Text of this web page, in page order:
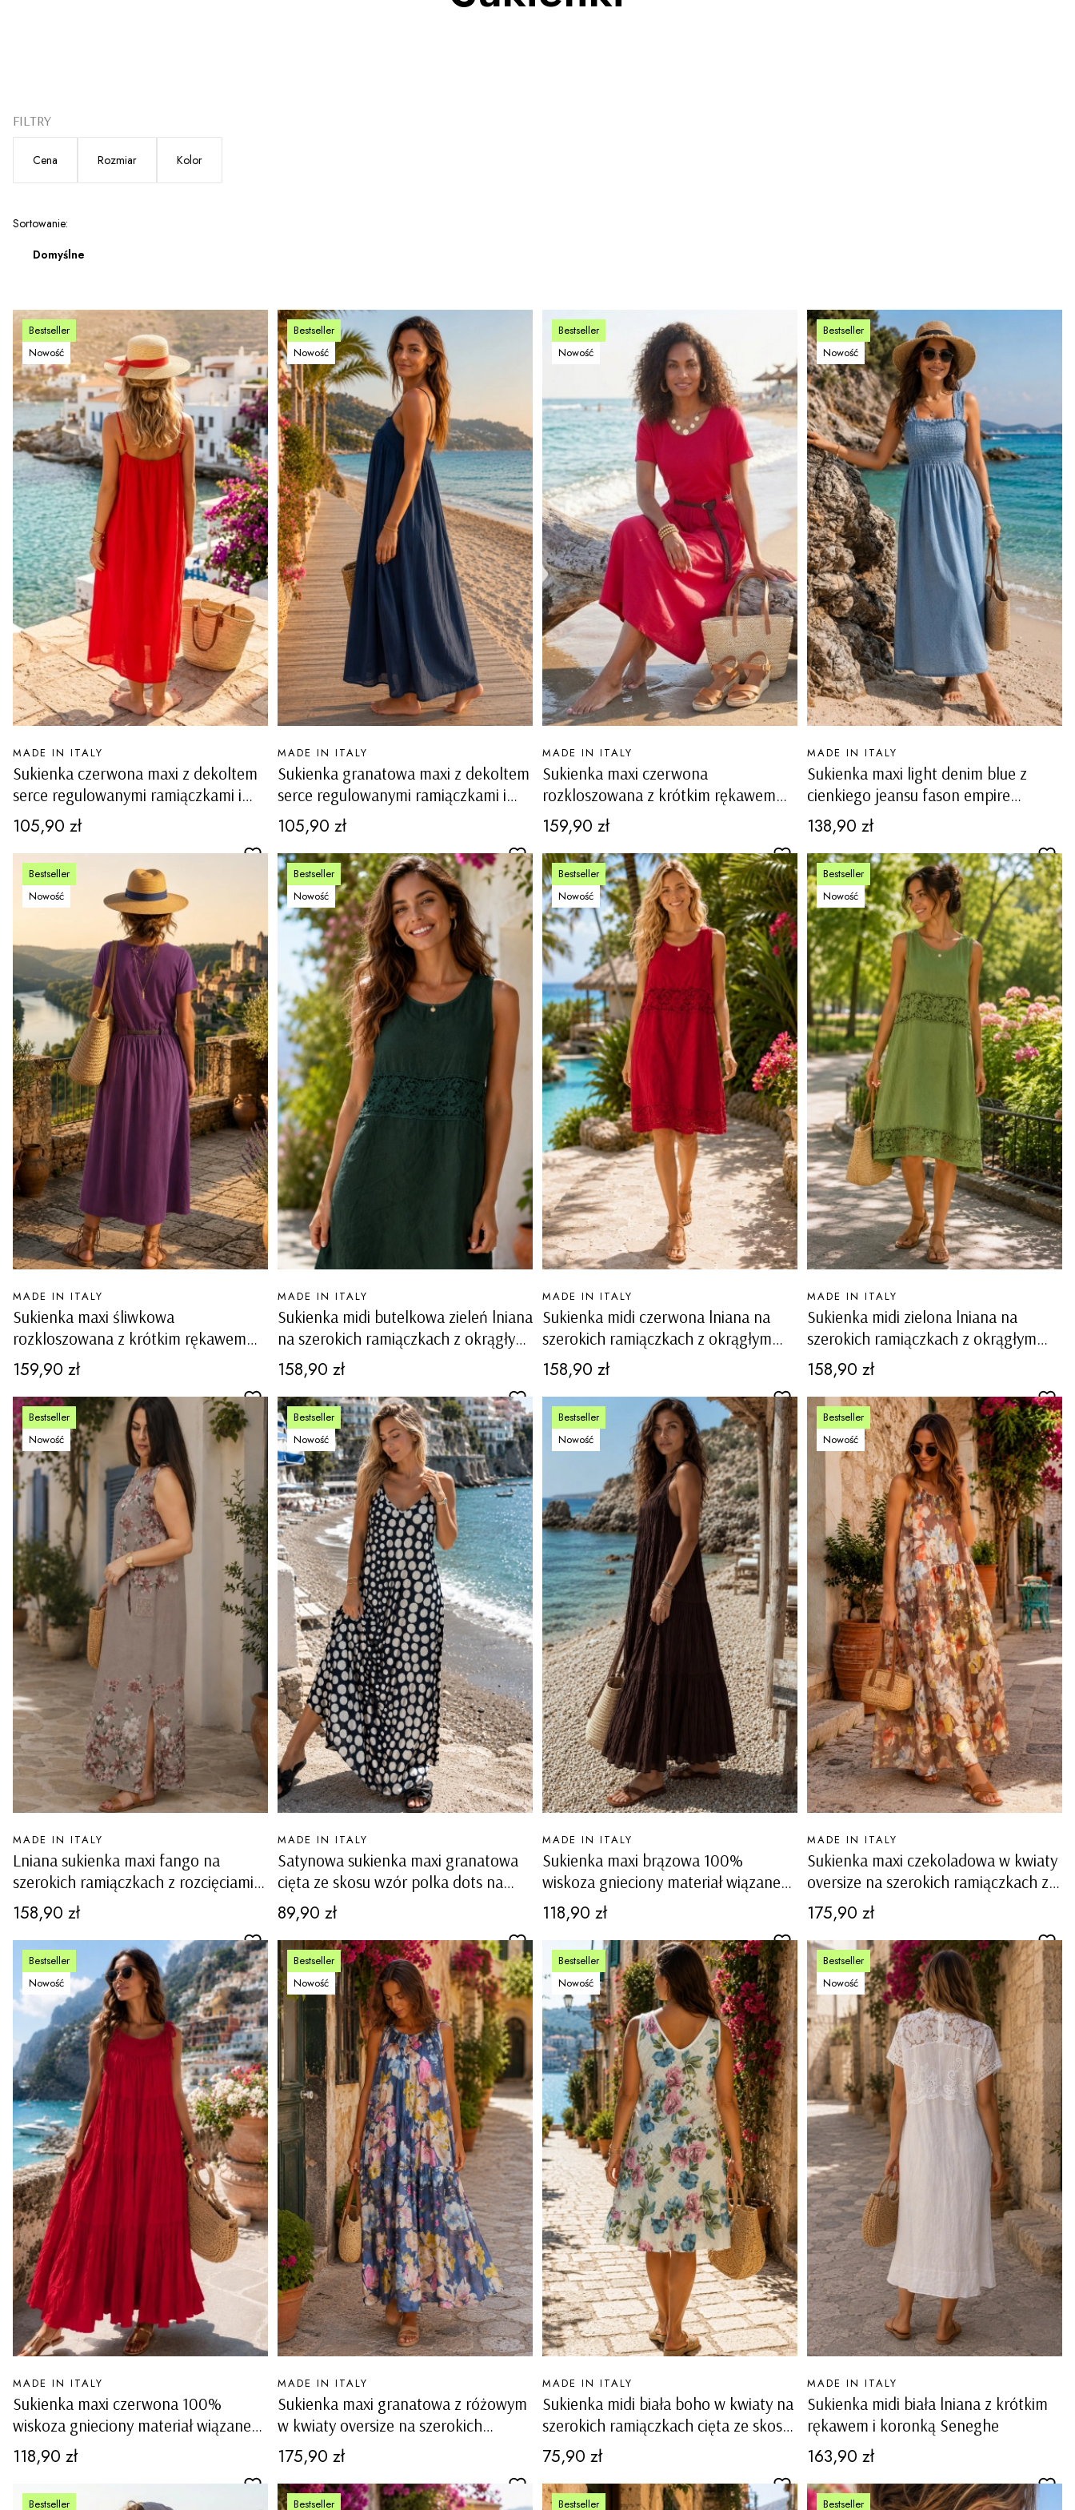
FILTRY
Cena Rozmiar Kolor
Lista produktów
Sortowanie:
Domyślne
Bestseller
Nowość
Sukienka czerwona maxi z dekoltem
serce regulowanymi ramiączkami i
podszewką Toncola
PRODUCENT
MADE IN ITALY
Cena
105,90 zł
Bestseller
Nowość
Sukienka granatowa maxi z dekoltem
serce regulowanymi ramiączkami i
podszewką Toncola
PRODUCENT
MADE IN ITALY
Cena
105,90 zł
Bestseller
Nowość
Sukienka maxi czerwona
rozkloszowana z krótkim rękawem
kieszeniami szlufkami w pasie Baschi
PRODUCENT
MADE IN ITALY
Cena
159,90 zł
Bestseller
Nowość
Sukienka maxi light denim blue z
cienkiego jeansu fason empire
marszczona góra na ramiączkach
Forio
PRODUCENT
MADE IN ITALY
Cena
138,90 zł
Bestseller
Nowość
Sukienka maxi śliwkowa
rozkloszowana z krótkim rękawem
kieszeniami szlufkami w pasie Baschi
PRODUCENT
MADE IN ITALY
Cena
159,90 zł
Bestseller
Nowość
Sukienka midi butelkowa zieleń lniana
na szerokich ramiączkach z okrągłym
dekoltem i ażurowymi wstawkami
Carovigno
PRODUCENT
MADE IN ITALY
Cena
158,90 zł
Bestseller
Nowość
Sukienka midi czerwona lniana na
szerokich ramiączkach z okrągłym
dekoltem i ażurowymi wstawkami
Carovigno
PRODUCENT
MADE IN ITALY
Cena
158,90 zł
Bestseller
Nowość
Sukienka midi zielona lniana na
szerokich ramiączkach z okrągłym
dekoltem i ażurowymi wstawkami
Carovigno
PRODUCENT
MADE IN ITALY
Cena
158,90 zł
Bestseller
Nowość
Lniana sukienka maxi fango na
szerokich ramiączkach z rozcięciami
po bokach i kieszeniami Altolia
PRODUCENT
MADE IN ITALY
Cena
158,90 zł
Bestseller
Nowość
Satynowa sukienka maxi granatowa
cięta ze skosu wzór polka dots na
ramiączkach Oldenico
PRODUCENT
MADE IN ITALY
Cena
89,90 zł
Bestseller
Nowość
Sukienka maxi brązowa 100%
wiskoza gnieciony materiał wiązane
ramiączka luźny fason boho Rialto
PRODUCENT
MADE IN ITALY
Cena
118,90 zł
Bestseller
Nowość
Sukienka maxi czekoladowa w kwiaty
oversize na szerokich ramiączkach z
PRODUCENT
MADE IN ITALY
Cena
175,90 zł
Bestseller
Nowość
Sukienka maxi czerwona 100%
wiskoza gnieciony materiał wiązane
ramiączka luźny fason boho Rialto
PRODUCENT
MADE IN ITALY
Cena
118,90 zł
Bestseller
Nowość
Sukienka maxi granatowa z różowym
w kwiaty oversize na szerokich
PRODUCENT
MADE IN ITALY
Cena
175,90 zł
Bestseller
Nowość
Sukienka midi biała boho w kwiaty na
szerokich ramiączkach cięta ze skosu
na lato Mascherino
PRODUCENT
MADE IN ITALY
Cena
75,90 zł
Bestseller
Nowość
Sukienka midi biała lniana z krótkim
rękawem i koronką Seneghe
PRODUCENT
MADE IN ITALY
Cena
163,90 zł
Bestseller Bestseller Bestseller Bestseller